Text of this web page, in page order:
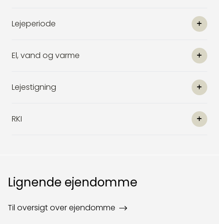
Lejeperiode
El, vand og varme
Lejestigning
RKI
Lignende ejendomme
Til oversigt over ejendomme